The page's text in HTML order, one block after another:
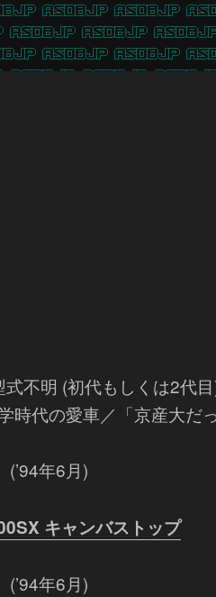
不明 (初代もしくは2代
時代の愛車／「京産大だ
年6月)
キャンバストップ
年6月)